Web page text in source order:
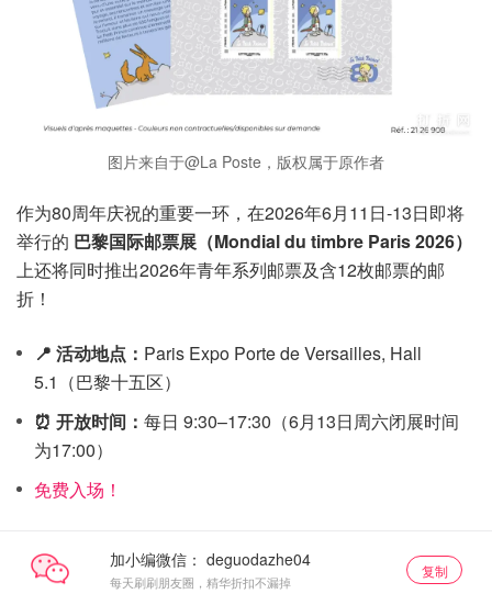
图片来自于@La Poste，版权属于原作者
作为80周年庆祝的重要一环，在2026年6月11日-13日即将
举行的 巴黎国际邮票展（Mondial du timbre Paris 2026）
上还将同时推出2026年青年系列邮票及含12枚邮票的邮
折！
📍 活动地点： Paris Expo Porte de Versailles, Hall
5.1（巴黎十五区）
⏰ 开放时间： 每日 9:30–17:30（6月13日周六闭展时间
为17:00）
免费入场！
加小编微信：
每天刷刷朋友圈，精华折扣不漏掉
复制